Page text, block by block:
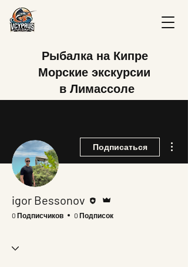
Рыбалка на Кипре
Морские экскурсии
в Лимассоле
Подписаться
igor Bessonov
0 Подписчиков 0 Подписок